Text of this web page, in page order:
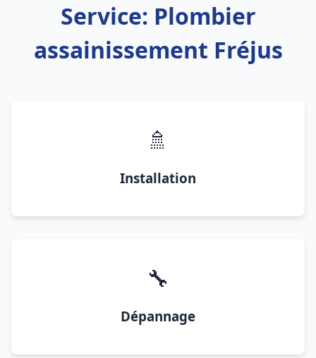
Service: Plombier
assainissement Fréjus
🚿
Installation
🔧
Dépannage